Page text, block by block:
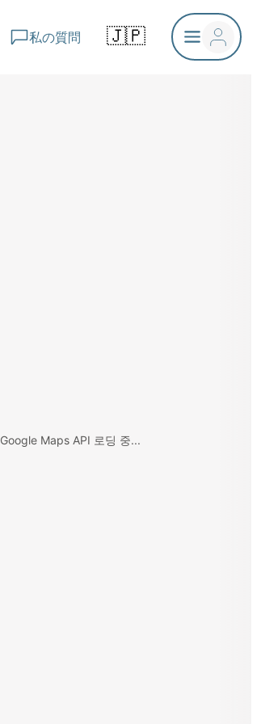
私の質問 🇯🇵
Google Maps API 로딩 중...